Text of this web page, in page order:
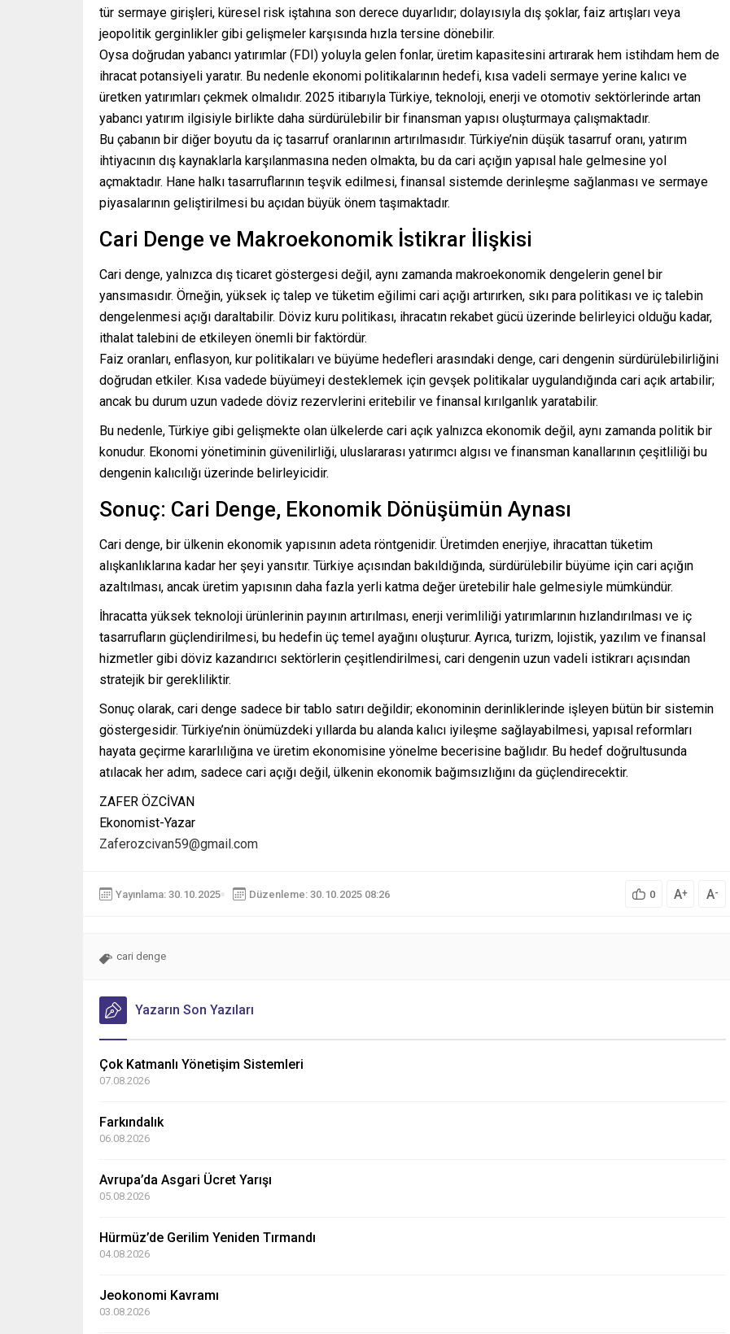
tür sermaye girişleri, küresel risk iştahına son derece duyarlıdır; dolayısıyla dış şoklar, faiz artışları veya
jeopolitik gerginlikler gibi gelişmeler karşısında hızla tersine dönebilir.
Oysa doğrudan yabancı yatırımlar (FDI) yoluyla gelen fonlar, üretim kapasitesini artırarak hem istihdam hem de
ihracat potansiyeli yaratır. Bu nedenle ekonomi politikalarının hedefi, kısa vadeli sermaye yerine kalıcı ve
üretken yatırımları çekmek olmalıdır. 2025 itibarıyla Türkiye, teknoloji, enerji ve otomotiv sektörlerinde artan
yabancı yatırım ilgisiyle birlikte daha sürdürülebilir bir finansman yapısı oluşturmaya çalışmaktadır.
Bu çabanın bir diğer boyutu da iç tasarruf oranlarının artırılmasıdır. Türkiye’nin düşük tasarruf oranı, yatırım
ihtiyacının dış kaynaklarla karşılanmasına neden olmakta, bu da cari açığın yapısal hale gelmesine yol
açmaktadır. Hane halkı tasarruflarının teşvik edilmesi, finansal sistemde derinleşme sağlanması ve sermaye
piyasalarının geliştirilmesi bu açıdan büyük önem taşımaktadır.
Cari Denge ve Makroekonomik İstikrar İlişkisi
Cari denge, yalnızca dış ticaret göstergesi değil, aynı zamanda makroekonomik dengelerin genel bir
yansımasıdır. Örneğin, yüksek iç talep ve tüketim eğilimi cari açığı artırırken, sıkı para politikası ve iç talebin
dengelenmesi açığı daraltabilir. Döviz kuru politikası, ihracatın rekabet gücü üzerinde belirleyici olduğu kadar,
ithalat talebini de etkileyen önemli bir faktördür.
Faiz oranları, enflasyon, kur politikaları ve büyüme hedefleri arasındaki denge, cari dengenin sürdürülebilirliğini
doğrudan etkiler. Kısa vadede büyümeyi desteklemek için gevşek politikalar uygulandığında cari açık artabilir;
ancak bu durum uzun vadede döviz rezervlerini eritebilir ve finansal kırılganlık yaratabilir.
Bu nedenle, Türkiye gibi gelişmekte olan ülkelerde cari açık yalnızca ekonomik değil, aynı zamanda politik bir
konudur. Ekonomi yönetiminin güvenilirliği, uluslararası yatırımcı algısı ve finansman kanallarının çeşitliliği bu
dengenin kalıcılığı üzerinde belirleyicidir.
Sonuç: Cari Denge, Ekonomik Dönüşümün Aynası
Cari denge, bir ülkenin ekonomik yapısının adeta röntgenidir. Üretimden enerjiye, ihracattan tüketim
alışkanlıklarına kadar her şeyi yansıtır. Türkiye açısından bakıldığında, sürdürülebilir büyüme için cari açığın
azaltılması, ancak üretim yapısının daha fazla yerli katma değer üretebilir hale gelmesiyle mümkündür.
İhracatta yüksek teknoloji ürünlerinin payının artırılması, enerji verimliliği yatırımlarının hızlandırılması ve iç
tasarrufların güçlendirilmesi, bu hedefin üç temel ayağını oluşturur. Ayrıca, turizm, lojistik, yazılım ve finansal
hizmetler gibi döviz kazandırıcı sektörlerin çeşitlendirilmesi, cari dengenin uzun vadeli istikrarı açısından
stratejik bir gerekliliktir.
Sonuç olarak, cari denge sadece bir tablo satırı değildir; ekonominin derinliklerinde işleyen bütün bir sistemin
göstergesidir. Türkiye’nin önümüzdeki yıllarda bu alanda kalıcı iyileşme sağlayabilmesi, yapısal reformları
hayata geçirme kararlılığına ve üretim ekonomisine yönelme becerisine bağlıdır. Bu hedef doğrultusunda
atılacak her adım, sadece cari açığı değil, ülkenin ekonomik bağımsızlığını da güçlendirecektir.
ZAFER ÖZCİVAN
Ekonomist-Yazar
Zaferozcivan59@gmail.com
Yayınlama: 30.10.2025 Düzenleme: 30.10.2025 08:26 0 A+ A-
cari denge
Yazarın Son Yazıları
Çok Katmanlı Yönetişim Sistemleri
07.08.2026
Farkındalık
06.08.2026
Avrupa’da Asgari Ücret Yarışı
05.08.2026
Hürmüz’de Gerilim Yeniden Tırmandı
04.08.2026
Jeokonomi Kavramı
03.08.2026